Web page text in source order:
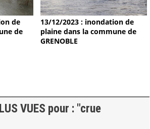
de
de
13/12/2023 : inondation de
plaine dans la commune de
GRENOBLE
VUES pour : "crue